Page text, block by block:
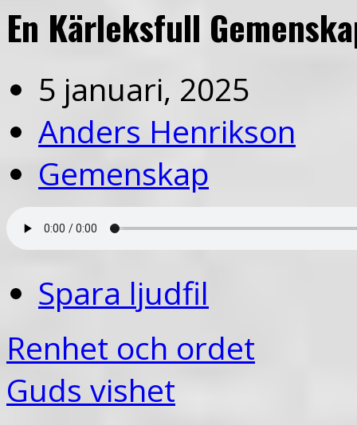
En Kärleksfull
5 januari, 2025
Anders Henrikson
Gemenskap
Spara ljudfil
Renhet och ordet
Guds vishet